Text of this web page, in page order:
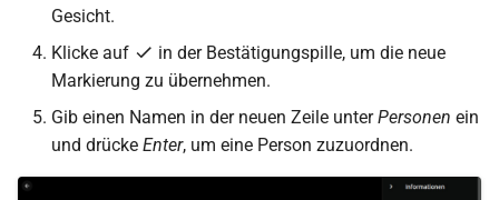
Gesicht.
Klicke auf
in der Bestätigungspille, um die neue
Markierung zu übernehmen.
Gib einen Namen in der neuen Zeile unterPersonen ein
und drücke Enter, um eine Person zuzuordnen.